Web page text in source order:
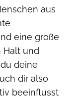
aus
eine große
Halt und
deine
dir also
beeinflusst